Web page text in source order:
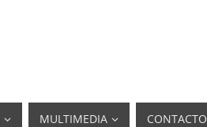
MULTIMEDIA CONTACTO